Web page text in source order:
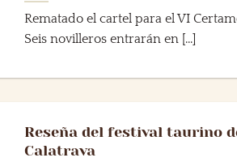
Rematado el cartel para el VI
Seis novilleros entrarán en [...]
Reseña del festival taurino
Calatrava